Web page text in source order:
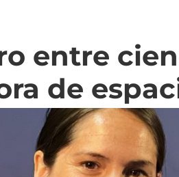
entre
de